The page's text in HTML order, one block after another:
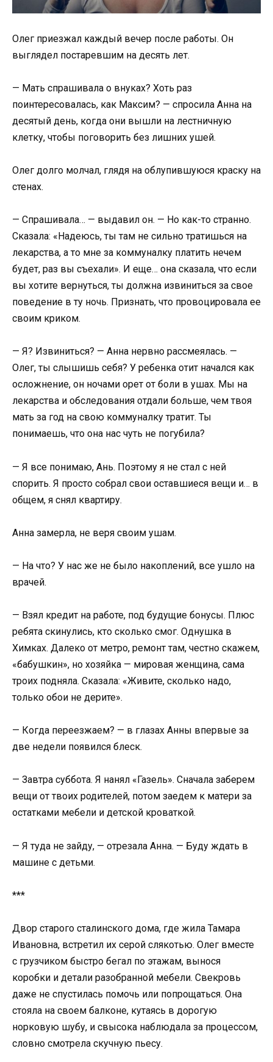
Олег приезжал каждый вечер после работы. Он
выглядел постаревшим на десять лет.
— Мать спрашивала о внуках? Хоть раз
поинтересовалась, как Максим? — спросила Анна на
десятый день, когда они вышли на лестничную
клетку, чтобы поговорить без лишних ушей.
Олег долго молчал, глядя на облупившуюся краску на
стенах.
— Спрашивала… — выдавил он. — Но как-то странно.
Сказала: «Надеюсь, ты там не сильно тратишься на
лекарства, а то мне за коммуналку платить нечем
будет, раз вы съехали». И еще… она сказала, что если
вы хотите вернуться, ты должна извиниться за свое
поведение в ту ночь. Признать, что провоцировала ее
своим криком.
— Я? Извиниться? — Анна нервно рассмеялась. —
Олег, ты слышишь себя? У ребенка отит начался как
осложнение, он ночами орет от боли в ушах. Мы на
лекарства и обследования отдали больше, чем твоя
мать за год на свою коммуналку тратит. Ты
понимаешь, что она нас чуть не погубила?
— Я все понимаю, Ань. Поэтому я не стал с ней
спорить. Я просто собрал свои оставшиеся вещи и… в
общем, я снял квартиру.
Анна замерла, не веря своим ушам.
— На что? У нас же не было накоплений, все ушло на
врачей.
— Взял кредит на работе, под будущие бонусы. Плюс
ребята скинулись, кто сколько смог. Однушка в
Химках. Далеко от метро, ремонт там, честно скажем,
«бабушкин», но хозяйка — мировая женщина, сама
троих подняла. Сказала: «Живите, сколько надо,
только обои не дерите».
— Когда переезжаем? — в глазах Анны впервые за
две недели появился блеск.
— Завтра суббота. Я нанял «Газель». Сначала заберем
вещи от твоих родителей, потом заедем к матери за
остатками мебели и детской кроваткой.
— Я туда не зайду, — отрезала Анна. — Буду ждать в
машине с детьми.
***
Двор старого сталинского дома, где жила Тамара
Ивановна, встретил их серой слякотью. Олег вместе
с грузчиком быстро бегал по этажам, вынося
коробки и детали разобранной мебели. Свекровь
даже не спустилась помочь или попрощаться. Она
стояла на своем балконе, кутаясь в дорогую
норковую шубу, и свысока наблюдала за процессом,
словно смотрела скучную пьесу.